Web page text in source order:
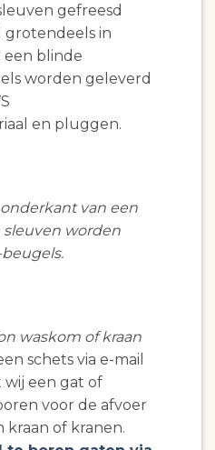
gefreesd
grotendeels in
een blinde
worden geleverd
en pluggen.
van een
worden
waskom of kraan
schets via e-mail
wij een gat of
voor de afvoer
kraan of kranen.